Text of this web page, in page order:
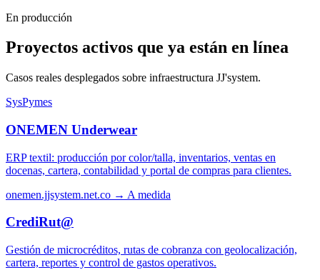
En producción
Proyectos activos que ya están en línea
Casos reales desplegados sobre infraestructura JJ'system.
SysPymes
ONEMEN Underwear
ERP textil: producción por color/talla, inventarios, ventas en
docenas, cartera, contabilidad y portal de compras para clientes.
onemen.jjsystem.net.co → A medida
CrediRut@
Gestión de microcréditos, rutas de cobranza con geolocalización,
cartera, reportes y control de gastos operativos.